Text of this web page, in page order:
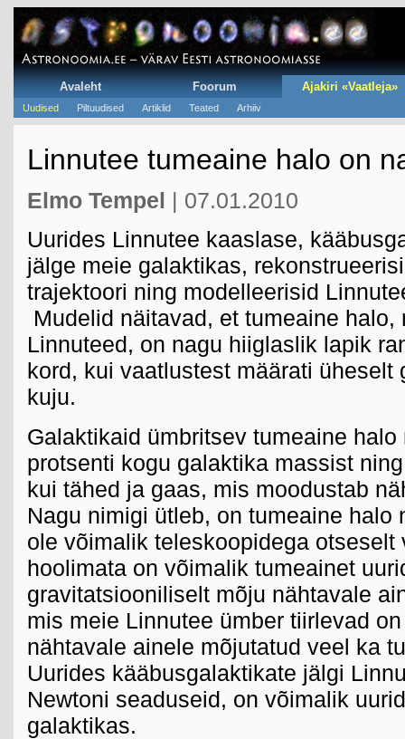
Avaleht Foorum Ajakiri «Vaatleja»
Uudised Piltuudised Artiklid Teated Arhiiv
Linnutee tumeaine halo on
Elmo Tempel | 07.01.2010
Uurides Linnutee kaaslase,
jälge meie galaktikas,
trajektoori ning modelleerisid
Mudelid näitavad, et tumeaine halo,
Linnuteed, on nagu hiiglaslik lapik
kord, kui vaatlustest määrati üheselt
kuju.
Galaktikaid ümbritsev tumeaine
protsenti kogu galaktika massist
kui tähed ja gaas, mis moodustab
Nagu nimigi ütleb, on tumeaine halo
ole võimalik teleskoopidega otseselt
hoolimata on võimalik tumeainet
gravitatsiooniliselt mõju nähtavale
mis meie Linnutee ümber tiirlevad
nähtavale ainele mõjutatud veel ka
Uurides kääbusgalaktikate jälgi
Newtoni seaduseid, on võimalik
galaktikas.